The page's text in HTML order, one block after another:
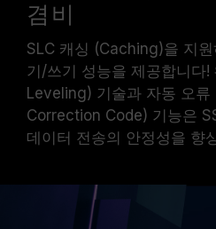
겸비
SLC 캐싱 (Caching)을 지
기/쓰기 성능을 제공합니다
Leveling) 기술과 자동 오류
Correction Code) 기능은
데이터 전송의 안정성을 향